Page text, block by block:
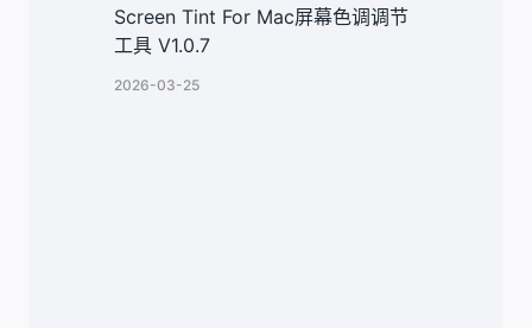
Screen Tint For Mac屏幕色调调节
工具 V1.0.7
2026-03-25